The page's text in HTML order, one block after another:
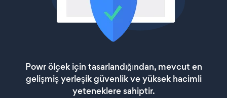
Powr ölçek için tasarlandığından, mevcut en
gelişmiş yerleşik güvenlik ve yüksek hacimli
yeteneklere sahiptir.